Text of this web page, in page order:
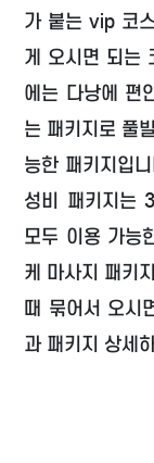
가 붙는 vip 코
게 오시면 되는
에는 다낭에 편
는 패키지로 풀
능한 패키지입
성비 패키지는
모두 이용 가능
케 마사지 패키
때 묶어서 오시
과 패키지 상세